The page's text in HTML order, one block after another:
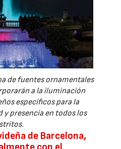
de fuentes ornamentales
a la iluminación
específicos para la
y presencia en todos los
de Barcelona,